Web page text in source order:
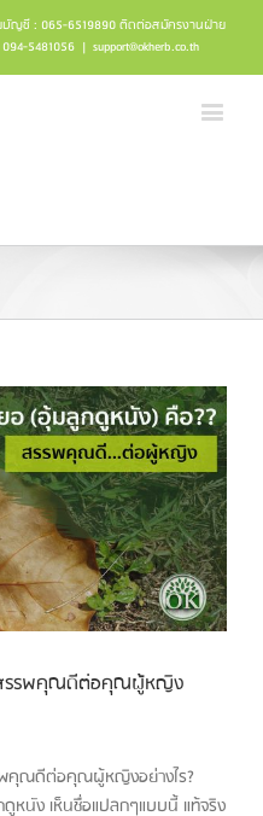
บัญชี : 065-6519890 ติดต่อสมัครงานฝ่าย
5481056 | support@okherb.co.th
สรรพคุณดีต่อคุณผู้หญิง
คุณดีต่อคุณผู้หญิงอย่างไร?
หนัง เห็นชื่อแปลกๆแบบนี้ แท้จริง